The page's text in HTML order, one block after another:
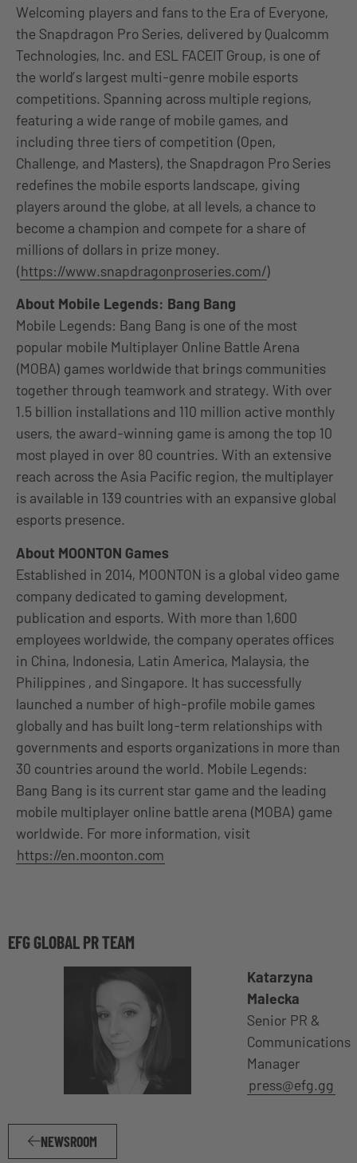
Welcoming players and fans to the Era of Everyone,
the Snapdragon Pro Series, delivered by Qualcomm
Technologies, Inc. and ESL FACEIT Group, is one of
the world’s largest multi-genre mobile esports
competitions. Spanning across multiple regions,
featuring a wide range of mobile games, and
including three tiers of competition (Open,
Challenge, and Masters), the Snapdragon Pro Series
redefines the mobile esports landscape, giving
players around the globe, at all levels, a chance to
become a champion and compete for a share of
millions of dollars in prize money.
(https://www.snapdragonproseries.com/)
About Mobile Legends: Bang Bang
Mobile Legends: Bang Bang is one of the most
popular mobile Multiplayer Online Battle Arena
(MOBA) games worldwide that brings communities
together through teamwork and strategy. With over
1.5 billion installations and 110 million active monthly
users, the award-winning game is among the top 10
most played in over 80 countries. With an extensive
reach across the Asia Pacific region, the multiplayer
is available in 139 countries with an expansive global
esports presence.
About MOONTON Games
Established in 2014, MOONTON is a global video game
company dedicated to gaming development,
publication and esports. With more than 1,600
employees worldwide, the company operates offices
in China, Indonesia, Latin America, Malaysia, the
Philippines , and Singapore. It has successfully
launched a number of high-profile mobile games
globally and has built long-term relationships with
governments and esports organizations in more than
30 countries around the world. Mobile Legends:
Bang Bang is its current star game and the leading
mobile multiplayer online battle arena (MOBA) game
worldwide. For more information, visit
https://en.moonton.com
EFG GLOBAL PR TEAM
Katarzyna
Malecka
Senior PR &
Communications
Manager
press@efg.gg
NEWSROOM